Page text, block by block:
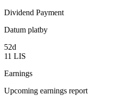
Dividend Payment
Datum platby
52d
11 LIS
Earnings
Upcoming earnings report